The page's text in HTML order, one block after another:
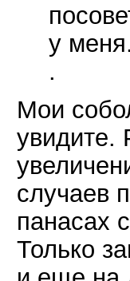
у меня.
.
Мои
увидите.
случаев
панасах
Только